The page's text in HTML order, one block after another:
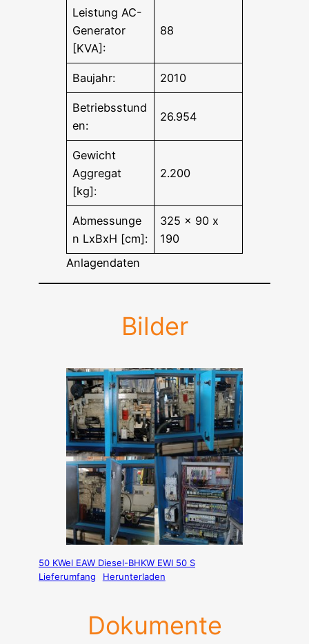
Leistung AC-
Generator
[KVA]:
88
Baujahr: 2010
Betriebsstund
en:
26.954
Gewicht
Aggregat
[kg]:
2.200
Abmessunge
n LxBxH [cm]:
325 x 90 x
190
Anlagendaten
Bilder
50 KWel EAW Diesel-BHKW EWI 50 S
Lieferumfang
Herunterladen
Dokumente